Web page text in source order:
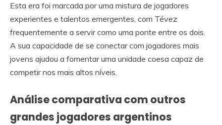
Esta era foi marcada por uma mistura de jogadores
experientes e talentos emergentes, com Tévez
frequentemente a servir como uma ponte entre os dois.
A sua capacidade de se conectar com jogadores mais
jovens ajudou a fomentar uma unidade coesa capaz de
competir nos mais altos níveis.
Análise comparativa com outros
grandes jogadores argentinos